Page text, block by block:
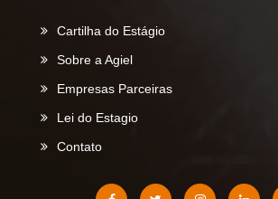
Cartilha do Estágio
Sobre a Agiel
Empresas Parceiras
Lei do Estagio
Contato